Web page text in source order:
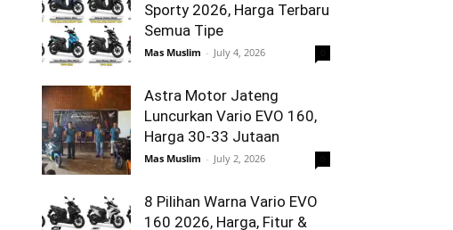
Sporty 2026, Harga Terbaru
Semua Tipe
Mas Muslim - July 4, 2026
Astra Motor Jateng
Luncurkan Vario EVO 160,
Harga 30-33 Jutaan
Mas Muslim - July 2, 2026
8 Pilihan Warna Vario EVO
160 2026, Harga, Fitur &